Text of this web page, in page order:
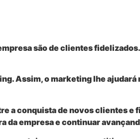
são de clientes
Assim, o marketing lhe
conquista de novos clientes e
empresa e continuar